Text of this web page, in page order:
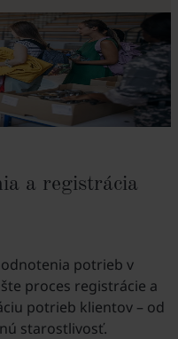
a registrácia
potrieb v
proces registrácie a
potrieb klientov – od
starostlivosť.